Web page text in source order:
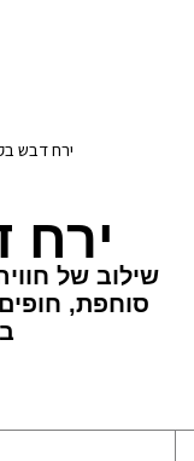
ירח דבש
ירח
שילוב של
סוחפת,